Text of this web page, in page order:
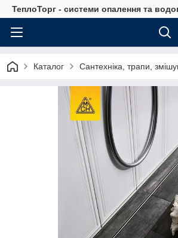
ТеплоТорг - системи опалення та
Каталог Сантехніка, трапи,